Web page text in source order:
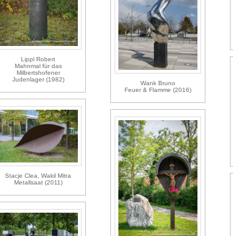
Lippl Robert
Mahnmal für das
Milbertshofener
Judenlager (1982)
Wank Bruno
Feuer & Flamme (2016)
Stacje Clea, Wakil Mitra
Metallsaat (2011)